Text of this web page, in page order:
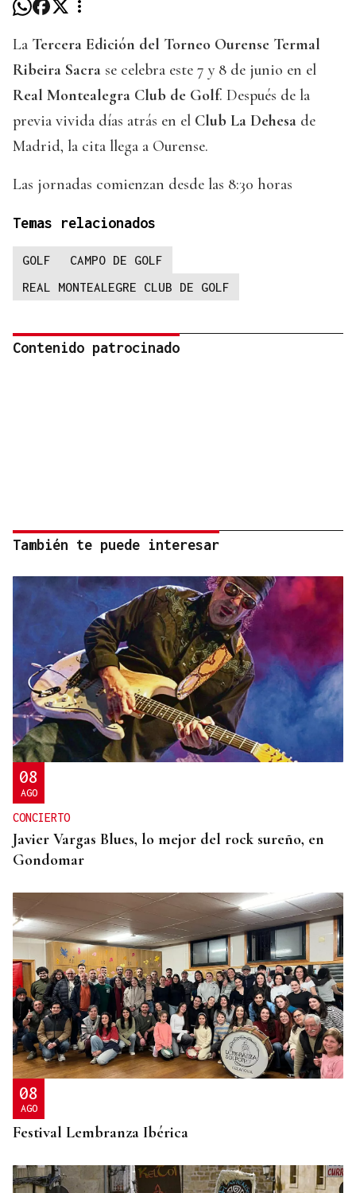
La Tercera Edición del Torneo Ourense Termal
Ribeira Sacra se celebra este 7 y 8 de junio en el
Real Montealegra Club de Golf. Después de la
previa vivida días atrás en el Club La Dehesa de
Madrid, la cita llega a Ourense.
Las jornadas comienzan desde las 8:30 horas
Temas relacionados
GOLF
CAMPO DE GOLF
REAL MONTEALEGRE CLUB DE GOLF
Contenido patrocinado
También te puede interesar
08
AGO
CONCIERTO
Javier Vargas Blues, lo mejor del rock sureño, en
Gondomar
08
AGO
Festival Lembranza Ibérica